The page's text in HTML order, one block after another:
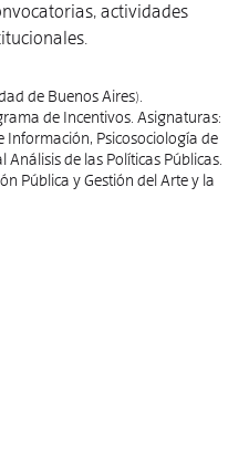
actividades
de Buenos Aires).
de Incentivos. Asignaturas:
Información, Psicosociología de
de las Políticas Públicas.
Pública y Gestión del Arte y la